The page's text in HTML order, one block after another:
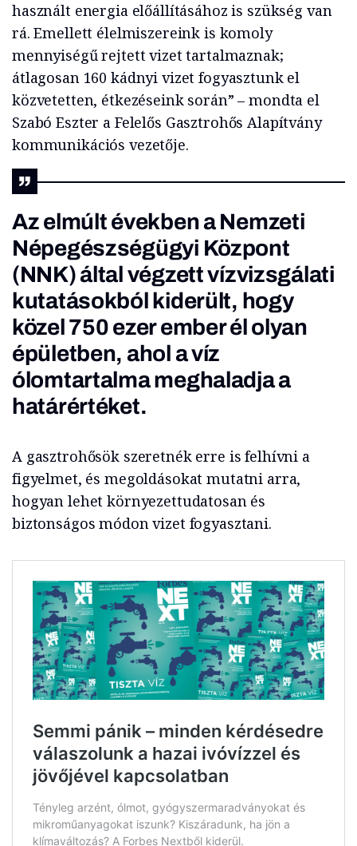
használt energia előállításához is szükség van
rá. Emellett élelmiszereink is komoly
mennyiségű rejtett vizet tartalmaznak;
átlagosan 160 kádnyi vizet fogyasztunk el
közvetetten, étkezéseink során” – mondta el
Szabó Eszter a Felelős Gasztrohős Alapítvány
kommunikációs vezetője.
Az elmúlt években a Nemzeti
Népegészségügyi Központ
(NNK) által végzett vízvizsgálati
kutatásokból kiderült, hogy
közel 750 ezer ember él olyan
épületben, ahol a víz
ólomtartalma meghaladja a
határértéket.
A gasztrohősök szeretnék erre is felhívni a
figyelmet, és megoldásokat mutatni arra,
hogyan lehet környezettudatosan és
biztonságos módon vizet fogyasztani.